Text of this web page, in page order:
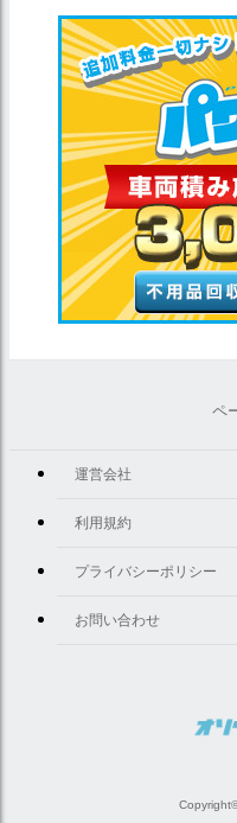
ペ
運営会社
利用規約
プライバシーポリシー
お問い合わせ